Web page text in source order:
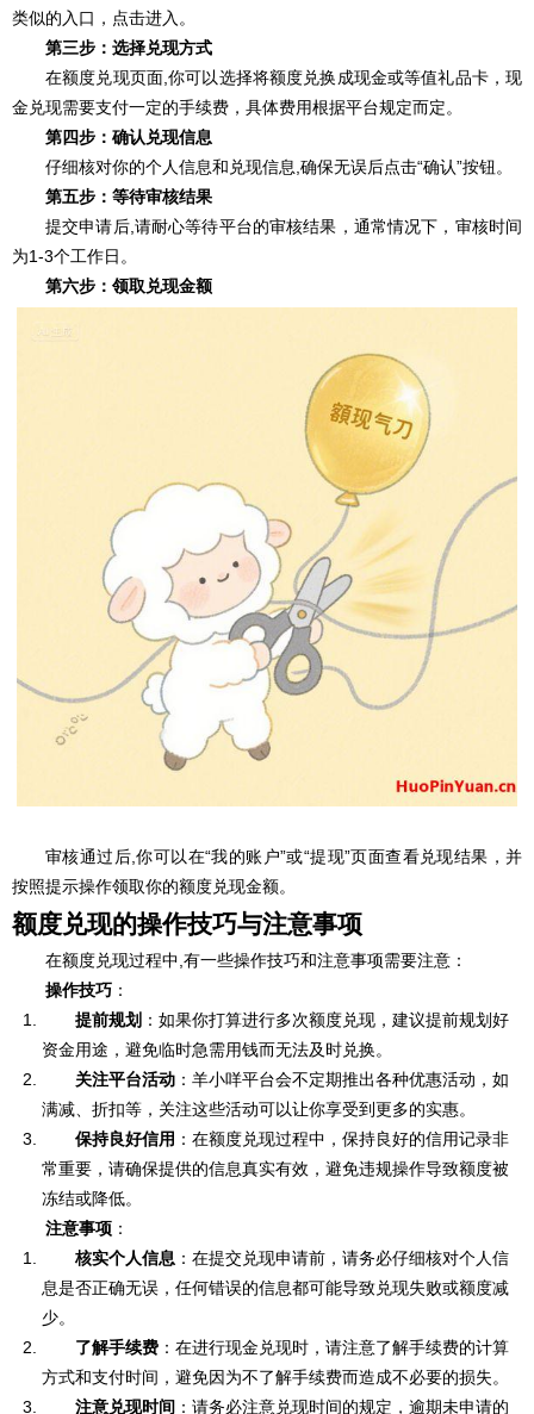
类似的入口，点击进入。
第三步：选择兑现方式
在额度兑现页面,你可以选择将额度兑换成现金或等值礼品卡，现
金兑现需要支付一定的手续费，具体费用根据平台规定而定。
第四步：确认兑现信息
仔细核对你的个人信息和兑现信息,确保无误后点击“确认”按钮。
第五步：等待审核结果
提交申请后,请耐心等待平台的审核结果，通常情况下，审核时间
为1-3个工作日。
第六步：领取兑现金额
审核通过后,你可以在“我的账户”或“提现”页面查看兑现结果，并
按照提示操作领取你的额度兑现金额。
额度兑现的操作技巧与注意事项
在额度兑现过程中,有一些操作技巧和注意事项需要注意：
操作技巧 ：
提前规划 ：如果你打算进行多次额度兑现，建议提前规划好
资金用途，避免临时急需用钱而无法及时兑换。
关注平台活动 ：羊小咩平台会不定期推出各种优惠活动，如
满减、折扣等，关注这些活动可以让你享受到更多的实惠。
保持良好信用 ：在额度兑现过程中，保持良好的信用记录非
常重要，请确保提供的信息真实有效，避免违规操作导致额度被
冻结或降低。
注意事项 ：
核实个人信息 ：在提交兑现申请前，请务必仔细核对个人信
息是否正确无误，任何错误的信息都可能导致兑现失败或额度减
少。
了解手续费 ：在进行现金兑现时，请注意了解手续费的计算
方式和支付时间，避免因为不了解手续费而造成不必要的损失。
注意兑现时间 ：请务必注意兑现时间的规定，逾期未申请的